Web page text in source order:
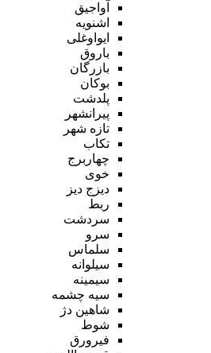
آواجیق
اشنویه
ایواوغلی
باروق
بازرگان
بوکان
پلدشت
پیرانشهر
تازه شهر
تکاب
چهاربرج
خوی
دیزج دیز
ربط
سردشت
سرو
سلماس
سیلوانه
سیمینه
سیه چشمه
شاهین دژ
شوط
فیرورق